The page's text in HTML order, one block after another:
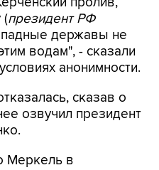
(президент РФ
державы не
водам", - сказали
анонимности.
сказав о
озвучил президент
Меркель в